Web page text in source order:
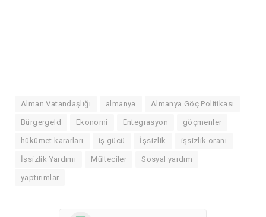
Alman Vatandaşlığı almanya Almanya Göç Politikası
Bürgergeld Ekonomi Entegrasyon göçmenler
hükümet kararları iş gücü İşsizlik işsizlik oranı
İşsizlik Yardımı Mülteciler Sosyal yardım
yaptırımlar